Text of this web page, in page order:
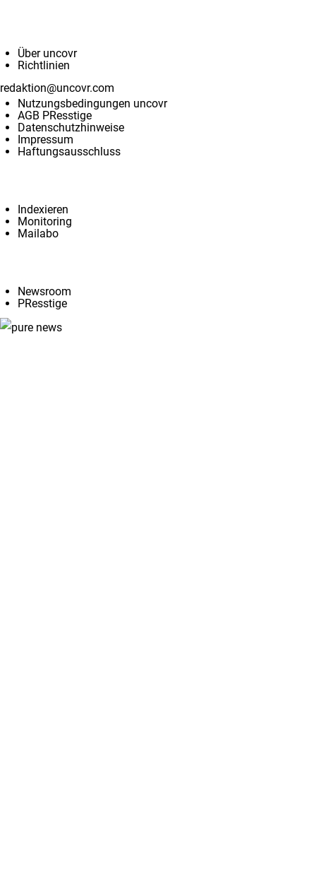
Über uncovr
Richtlinien
redaktion@uncovr.com
Nutzungsbedingungen uncovr
AGB PResstige
Datenschutzhinweise
Impressum
Haftungsausschluss
Indexieren
Monitoring
Mailabo
Newsroom
PResstige